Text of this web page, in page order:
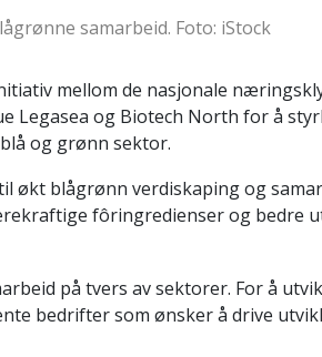
samarbeid. Foto: iStock
mellom de nasjonale
Legasea og Biotech North for å
og grønn sektor.
økt blågrønn verdiskaping og
fôringredienser og bedre
på tvers av sektorer. For å
bedrifter som ønsker å drive